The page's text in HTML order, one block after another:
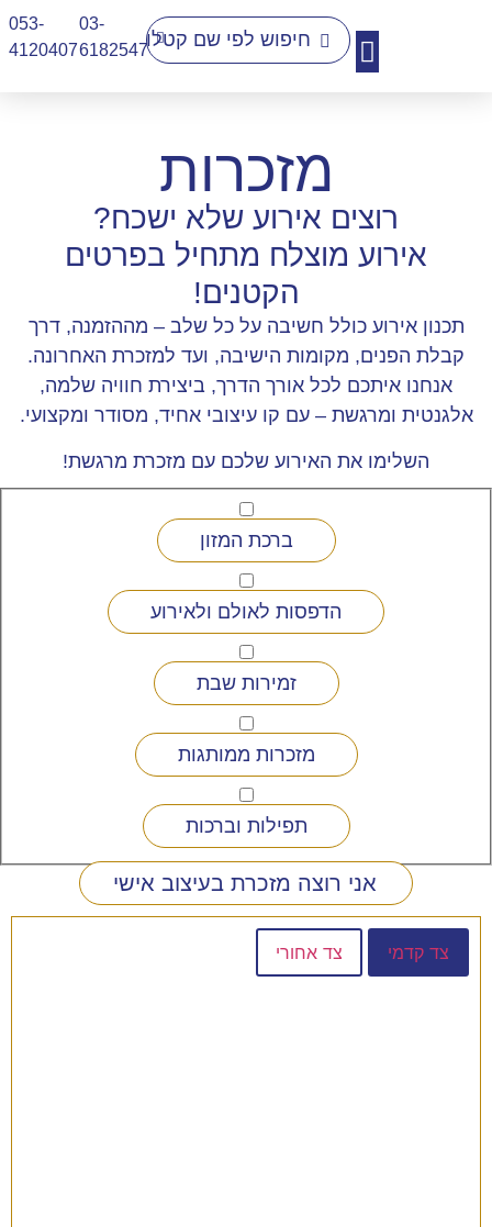
03-
6182547
053-
4120407​
מזכרות
רוצים אירוע שלא ישכח?
אירוע מוצלח מתחיל בפרטים
הקטנים!
תכנון אירוע כולל חשיבה על כל שלב – מההזמנה, דרך
קבלת הפנים, מקומות הישיבה, ועד למזכרת האחרונה.
אנחנו איתכם לכל אורך הדרך, ביצירת חוויה שלמה,
אלגנטית ומרגשת – עם קו עיצובי אחיד, מסודר ומקצועי.
השלימו את האירוע שלכם עם מזכרת מרגשת!
ברכת המזון
הדפסות לאולם ולאירוע
זמירות שבת
מזכרות ממותגות
תפילות וברכות
אני רוצה מזכרת בעיצוב אישי
צד קדמי צד אחורי